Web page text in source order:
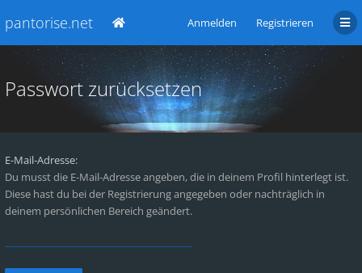
pantorise.net Anmelden Registrieren
Passwort zurücksetzen
E-Mail-Adresse:
Du musst die E-Mail-Adresse angeben, die in deinem Profil hinterlegt ist.
Diese hast du bei der Registrierung angegeben oder nachträglich in
deinem persönlichen Bereich geändert.